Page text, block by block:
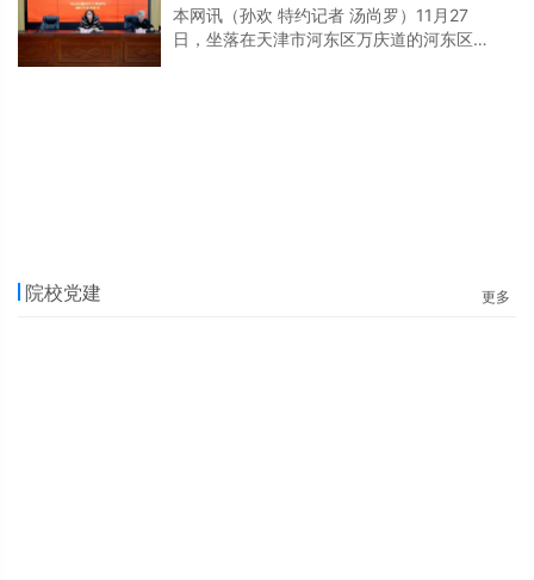
本网讯（孙欢 特约记者 汤尚罗）11月27
日，坐落在天津市河东区万庆道的河东区退
院校党建 更多